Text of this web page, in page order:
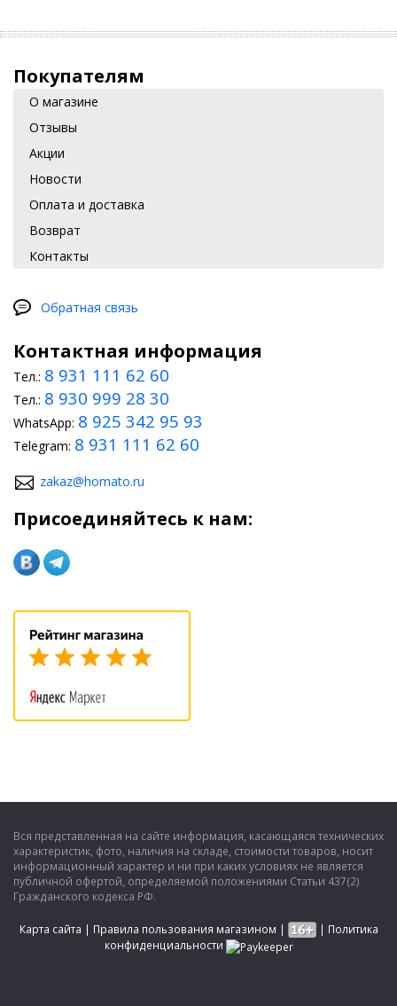
Покупателям
О магазине
Отзывы
Акции
Новости
Оплата и доставка
Возврат
Контакты
Обратная связь
Контактная информация
Тел.: 8 931 111 62 60
Тел.: 8 930 999 28 30
WhatsApp: 8 925 342 95 93
Telegram: 8 931 111 62 60
zakaz@homato.ru
Присоединяйтесь к нам:
Вся представленная на сайте информация, касающаяся технических
характеристик, фото, наличия на складе, стоимости товаров, носит
информационный характер и ни при каких условиях не является
публичной офертой, определяемой положениями Статьи 437(2)
Гражданского кодекса РФ.
Карта сайта | Правила пользования магазином | | Политика
конфиденциальности